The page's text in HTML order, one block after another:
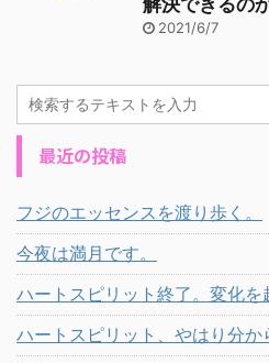
解決できるのか
2021/6/7
最近の投稿
フジのエッセンスを渡り歩く。
今夜は満月です。
ハートスピリット終了。変化を
ハートスピリット、やはり分か